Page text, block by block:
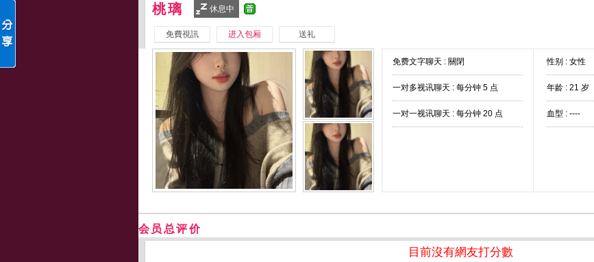
桃璃 休息中
免費視訊 进入包厢 送礼
免费文字聊天 : 關閉
一对多视讯聊天 : 每分钟 5 点
一对一视讯聊天 : 每分钟 20 点
性别 : 女性
年龄 : 21 岁
血型 : ----
会员总评价
目前沒有網友打分數